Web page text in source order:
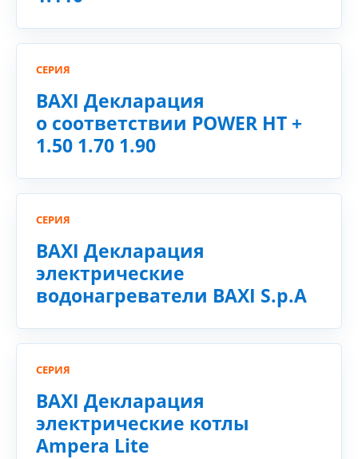
СЕРИЯ
BAXI Декларация
о соответствии POWER HT +
1.50 1.70 1.90
СЕРИЯ
BAXI Декларация
электрические
водонагреватели BAXI S.p.A
СЕРИЯ
BAXI Декларация
электрические котлы
Ampera Lite